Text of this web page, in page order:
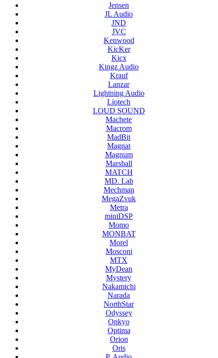
Jensen
JL Audio
JND
JVC
Kenwood
KicKer
Kicx
Kingz Audio
Krauf
Lanzar
Lightning Audio
Liotech
LOUD SOUND
Machete
Macrom
MadBit
Magnat
Magnum
Marshall
MATCH
MD. Lab
Mechman
MegaZvuk
Metra
miniDSP
Momo
MONBAT
Morel
Mosconi
MTX
MyDean
Mystery
Nakamichi
Narada
NorthStar
Odyssey
Onkyo
Optima
Orion
Oris